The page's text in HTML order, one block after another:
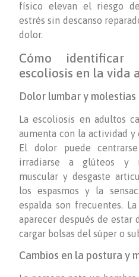
físico elevan el riesgo
estrés sin descanso
dolor.
Cómo identificar
escoliosis en la vida
Dolor lumbar y
La escoliosis en adultos
aumenta con la actividad y
El dolor puede
irradiarse a glúteos y
muscular y desgaste
los espasmos y la
espalda son frecuentes.
aparecer después de estar
cargar bolsas del súper o
Cambios en la postura y